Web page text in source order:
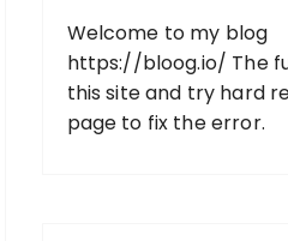
Welcome to my blog
https://bloog.io/ The
this site and try hard
page to fix the error.